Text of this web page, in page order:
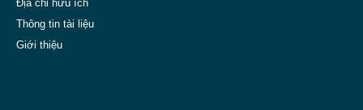
Địa chỉ hữu ích
Thông tin tài liệu
Giới thiệu